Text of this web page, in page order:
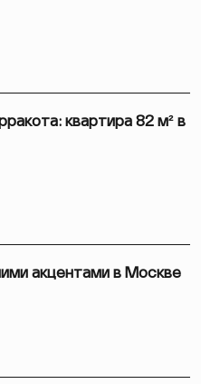
квартира 82 м² в
акцентами в Москве